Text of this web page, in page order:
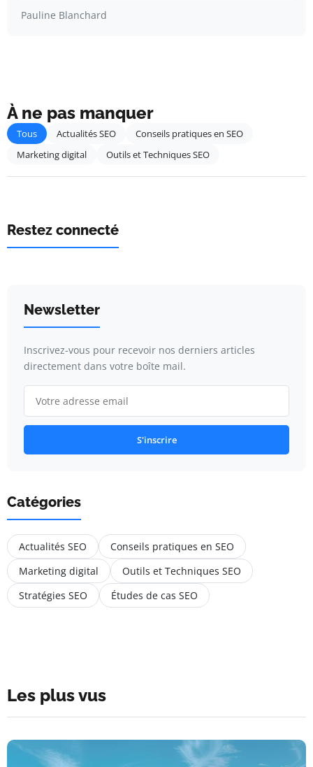
Pauline Blanchard
À ne pas manquer
Tous Actualités SEO
Conseils pratiques en SEO
Marketing digital
Outils et Techniques SEO
Restez connecté
Newsletter
Inscrivez-vous pour recevoir nos derniers articles
directement dans votre boîte mail.
S'inscrire
Catégories
Actualités SEO
Conseils pratiques en SEO
Marketing digital
Outils et Techniques SEO
Stratégies SEO
Études de cas SEO
Les plus vus